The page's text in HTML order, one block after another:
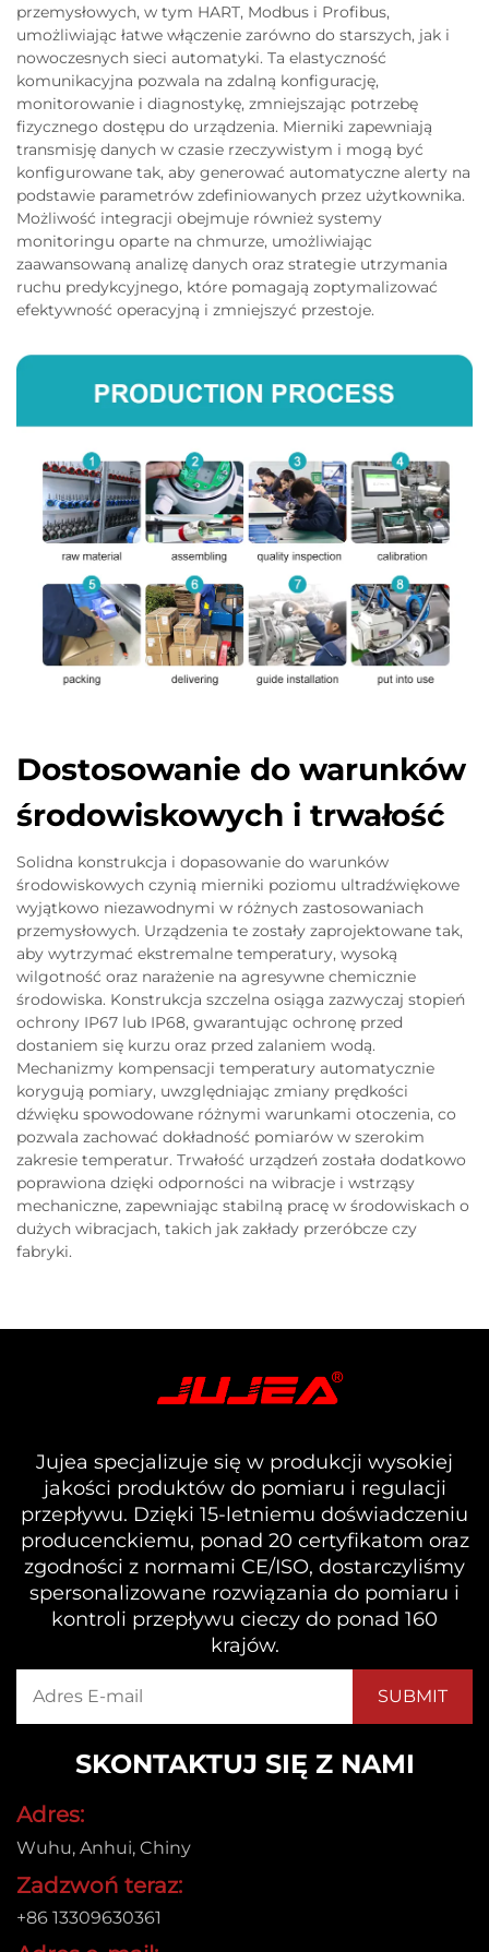
przemysłowych, w tym HART, Modbus i Profibus,
umożliwiając łatwe włączenie zarówno do starszych, jak i
nowoczesnych sieci automatyki. Ta elastyczność
komunikacyjna pozwala na zdalną konfigurację,
monitorowanie i diagnostykę, zmniejszając potrzebę
fizycznego dostępu do urządzenia. Mierniki zapewniają
transmisję danych w czasie rzeczywistym i mogą być
konfigurowane tak, aby generować automatyczne alerty na
podstawie parametrów zdefiniowanych przez użytkownika.
Możliwość integracji obejmuje również systemy
monitoringu oparte na chmurze, umożliwiając
zaawansowaną analizę danych oraz strategie utrzymania
ruchu predykcyjnego, które pomagają zoptymalizować
efektywność operacyjną i zmniejszyć przestoje.
Dostosowanie do warunków
środowiskowych i trwałość
Solidna konstrukcja i dopasowanie do warunków
środowiskowych czynią mierniki poziomu ultradźwiękowe
wyjątkowo niezawodnymi w różnych zastosowaniach
przemysłowych. Urządzenia te zostały zaprojektowane tak,
aby wytrzymać ekstremalne temperatury, wysoką
wilgotność oraz narażenie na agresywne chemicznie
środowiska. Konstrukcja szczelna osiąga zazwyczaj stopień
ochrony IP67 lub IP68, gwarantując ochronę przed
dostaniem się kurzu oraz przed zalaniem wodą.
Mechanizmy kompensacji temperatury automatycznie
korygują pomiary, uwzględniając zmiany prędkości
dźwięku spowodowane różnymi warunkami otoczenia, co
pozwala zachować dokładność pomiarów w szerokim
zakresie temperatur. Trwałość urządzeń została dodatkowo
poprawiona dzięki odporności na wibracje i wstrząsy
mechaniczne, zapewniając stabilną pracę w środowiskach o
dużych wibracjach, takich jak zakłady przeróbcze czy
fabryki.
Jujea specjalizuje się w produkcji wysokiej
jakości produktów do pomiaru i regulacji
przepływu. Dzięki 15-letniemu doświadczeniu
producenckiemu, ponad 20 certyfikatom oraz
zgodności z normami CE/ISO, dostarczyliśmy
spersonalizowane rozwiązania do pomiaru i
kontroli przepływu cieczy do ponad 160
krajów.
SKONTAKTUJ SIĘ Z NAMI
Adres:
Wuhu, Anhui, Chiny
Zadzwoń teraz:
+86 13309630361